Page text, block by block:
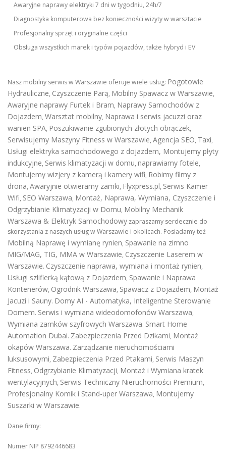
Awaryjne naprawy elektryki 7 dni w tygodniu, 24h/7
Diagnostyka komputerowa bez konieczności wizyty w warsztacie
Profesjonalny sprzęt i oryginalne części
Obsługa wszystkich marek i typów pojazdów, także hybryd i EV
Nasz mobilny serwis w Warszawie oferuje wiele usług: Pogotowie
Hydrauliczne, Czyszczenie Parą, Mobilny Spawacz w Warszawie,
Awaryjne naprawy Furtek i Bram, Naprawy Samochodów z
Dojazdem, Warsztat mobilny, Naprawa i serwis jacuzzi oraz
wanien SPA, Poszukiwanie zgubionych złotych obrączek,
Serwisujemy Maszyny Fitness w Warszawie, Agencja SEO, Taxi,
Usługi elektryka samochodowego z dojazdem, Montujemy płyty
indukcyjne, Serwis klimatyzacji w domu, naprawiamy fotele,
Montujemy wizjery z kamerą i kamery wifi, Robimy filmy z
drona, Awaryjnie otwieramy zamki, Flyxpress.pl, Serwis Kamer
Wifi, SEO Warszawa, Montaż, Naprawa, Wymiana, Czyszczenie i
Odgrzybianie Klimatyzacji w Domu, Mobilny Mechanik
Warszawa & Elektryk Samochodowy zapraszamy serdecznie do
skorzystania z naszych usług w Warszawie i okolicach. Posiadamy też
Mobilną Naprawę i wymianę rynien, Spawanie na zimno
MIG/MAG, TIG, MMA w Warszawie, Czyszczenie Laserem w
Warszawie. Czyszczenie naprawa, wymiana i montaż rynien,
Usługi szlifierką kątową z Dojazdem, Spawanie i Naprawa
Kontenerów, Ogrodnik Warszawa, Spawacz z Dojazdem, Montaż
Jacuzi i Sauny. Domy AI - Automatyka, Inteligentne Sterowanie
Domem. Serwis i wymiana wideodomofonów Warszawa,
Wymiana zamków szyfrowych Warszawa. Smart Home
Automation Dubai. Zabezpieczenia Przed Dzikami, Montaż
okapów Warszawa. Zarządzanie nieruchomościami
luksusowymi, Zabezpieczenia Przed Ptakami, Serwis Maszyn
Fitness, Odgrzybianie Klimatyzacji, Montaż i Wymiana kratek
wentylacyjnych, Serwis Techniczny Nieruchomości Premium,
Profesjonalny Komik i Stand-uper Warszawa, Montujemy
Suszarki w Warszawie.
Dane firmy:
Numer NIP 8792446683